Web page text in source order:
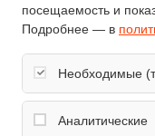
Освещение
Интенсивный режим
модель
Индикатор
Установка
посещаемость и
Подробнее — в
Необходимые
Обеспечивают
заказа, корзина,
Аналитические